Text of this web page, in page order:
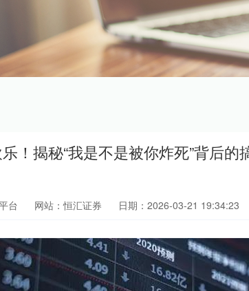
！揭秘“我是不是被你炸死”背后的
台 网站：恒汇证券 日期：2026-03-21 19:34:23